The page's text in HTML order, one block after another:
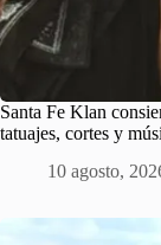
Santa Fe Klan
tatuajes, cortes y
10 agosto,